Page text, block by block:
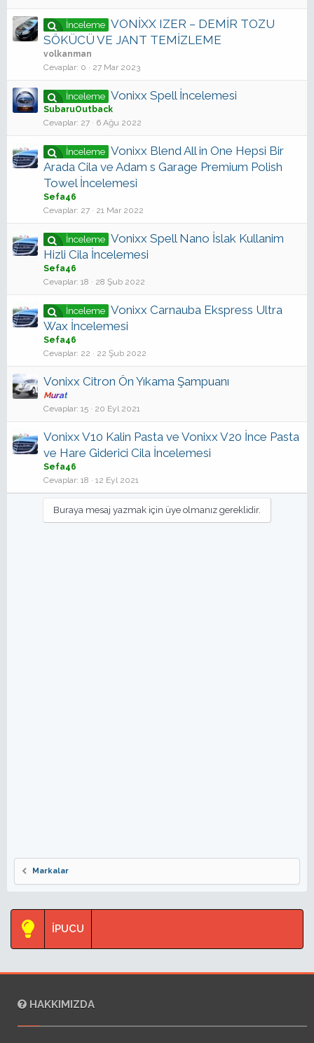
İnceleme VONİXX IZER – DEMİR TOZU
SÖKÜCÜ VE JANT TEMİZLEME
volkanman
Cevaplar 0 27 Mar 2023
İnceleme Vonixx Spell İncelemesi
SubaruOutback
Cevaplar 27 6 Ağu 2022
İnceleme Vonixx Blend All in One Hepsi Bir
Arada Cila ve Adam s Garage Premium Polish
Towel İncelemesi
Sefa46
Cevaplar 27 21 Mar 2022
İnceleme Vonixx Spell Nano İslak Kullanim
Hizli Cila İncelemesi
Sefa46
Cevaplar 18 28 Şub 2022
İnceleme Vonixx Carnauba Ekspress Ultra
Wax İncelemesi
Sefa46
Cevaplar 22 22 Şub 2022
Vonixx Citron Ön Yıkama Şampuanı
Murat
Cevaplar 15 20 Eyl 2021
Vonixx V10 Kalin Pasta ve Vonixx V20 İnce Pasta
ve Hare Giderici Cila İncelemesi
Sefa46
Cevaplar 18 12 Eyl 2021
Buraya mesaj yazmak için üye olmanız gereklidir.
Markalar
İPUCU
HAKKIMIZDA